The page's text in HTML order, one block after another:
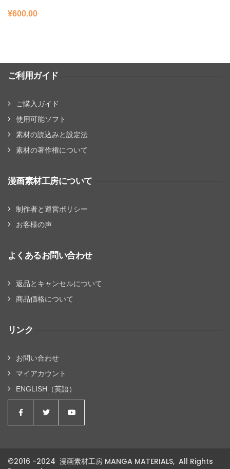
¥600.00
ご利用ガイド
ご購入ガイド
使用可能ソフト
素材の読込みと設定法
素材の著作権について
漫画素材工房について
制作者と運営ポリシー
お客様の声
よくあるお問い合わせ
返品とキャンセルについて
商品価格について
リンク
お問い合わせ
マイアカウント
ENGLISH（英語）
©2016 -2024 漫画素材工房 MANGA MATERIALS, All Rights